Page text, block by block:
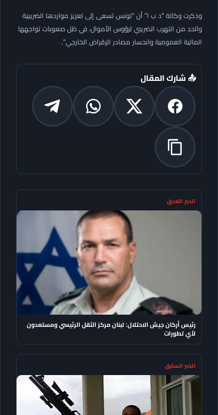
وذكرت وكالة “د ب ا” أن “تونس تسعى إلى تعزيز مواردها الضريبية
والحد من التهرب الضريبي لرؤوس الأموال، في ظل صعوبات تواجهها
المالية العمومية وانحسار مصادر الإقراض الخارجي”.
📤 شارك المقال
الخبر اللاحق
رئيس أركان جيش الاحتلال: لبنان مركز الثقل الرئيسي ومستعدون
لأي تطورات
الخبر السابق